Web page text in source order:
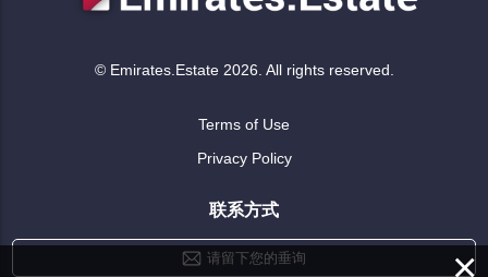
© Emirates.Estate 2026. All rights reserved.
Terms of Use
Privacy Policy
联系方式
请留下您的垂询 ×